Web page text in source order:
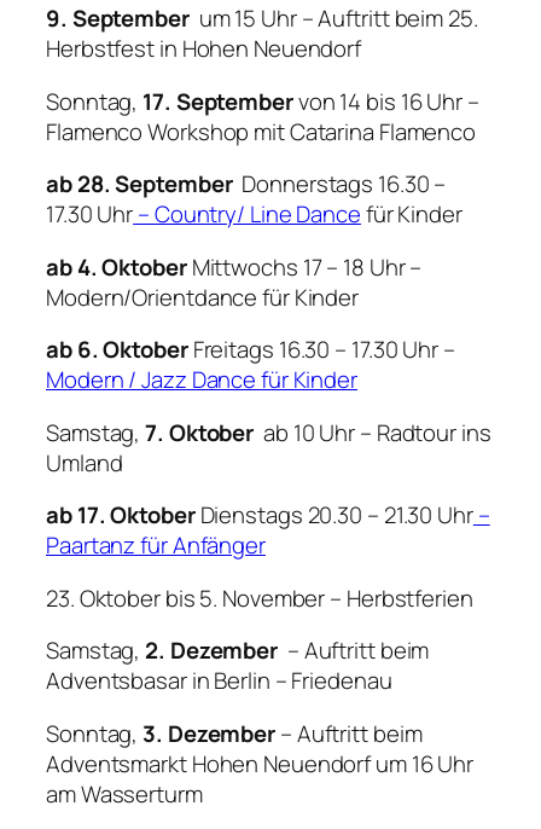
9. Septemberum 15 Uhr – Auftritt beim 25.
Herbstfest in Hohen Neuendorf
Sonntag, 17. Septembervon 14 bis 16 Uhr –
Flamenco Workshop mit Catarina Flamenco
ab 28. SeptemberDonnerstags 16.30 –
17.30 Uhr– Country/ Line Dancefür Kinder
ab 4. OktoberMittwochs 17 – 18 Uhr –
Modern/Orientdance für Kinder
ab 6. OktoberFreitags 16.30 – 17.30 Uhr –
Modern / Jazz Dance für Kinder
Samstag,7. Oktober ab 10 Uhr – Radtour ins
Umland
ab 17. OktoberDienstags 20.30 – 21.30 Uhr–
Paartanz für Anfänger
23. Oktober bis 5. November – Herbstferien
Samstag, 2. Dezember – Auftritt beim
Adventsbasar in Berlin – Friedenau
Sonntag, 3. Dezember– Auftritt beim
Adventsmarkt Hohen Neuendorf um 16 Uhr
am Wasserturm